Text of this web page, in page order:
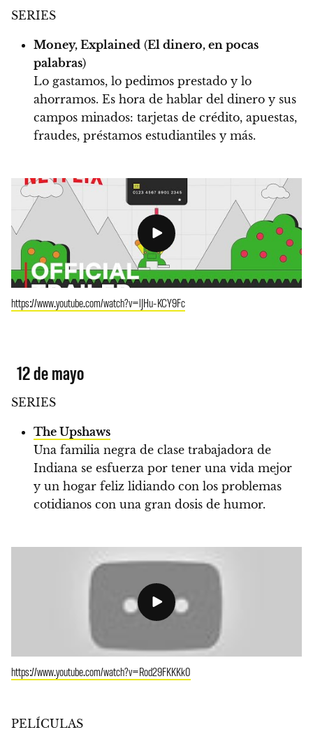
SERIES
Money, Explained (El dinero, en pocas
palabras)
Lo gastamos, lo pedimos prestado y lo
ahorramos. Es hora de hablar del dinero y sus
campos minados: tarjetas de crédito, apuestas,
fraudes, préstamos estudiantiles y más.
https://www.youtube.com/watch?v=lJHu-KCY9Fc
12 de mayo
SERIES
The Upshaws
Una familia negra de clase trabajadora de
Indiana se esfuerza por tener una vida mejor
y un hogar feliz lidiando con los problemas
cotidianos con una gran dosis de humor.
https://www.youtube.com/watch?v=Rod29FKKKk0
PELÍCULAS